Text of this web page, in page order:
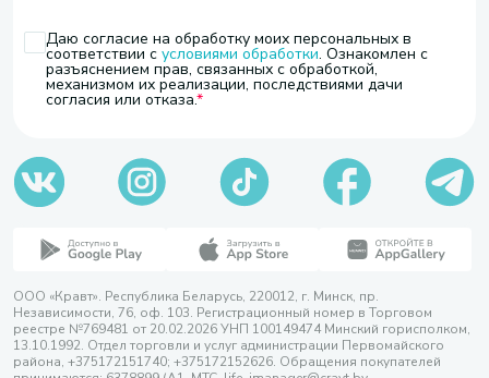
Даю согласие на обработку моих персональных в
соответствии с условиями обработки. Ознакомлен с
разъяснением прав, связанных с обработкой,
механизмом их реализации, последствиями дачи
согласия или отказа.
ООО «Кравт». Республика Беларусь, 220012, г. Минск, пр.
Независимости, 76, оф. 103. Регистрационный номер в Торговом
реестре №769481 от 20.02.2026 УНП 100149474 Минский горисполком,
13.10.1992. Отдел торговли и услуг администрации Первомайского
района, +375172151740; +375172152626. Обращения покупателей